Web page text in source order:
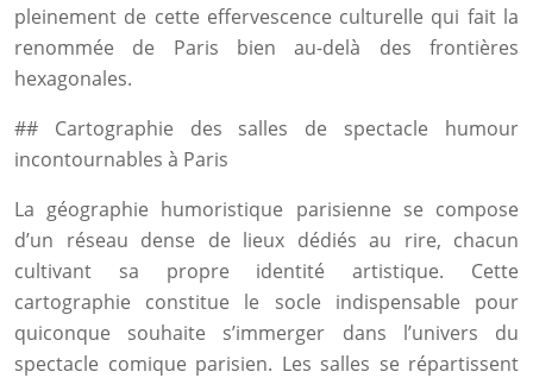
pleinement de cette effervescence culturelle qui fait la
renommée de Paris bien au-delà des frontières
hexagonales.
## Cartographie des salles de spectacle humour
incontournables à Paris
La géographie humoristique parisienne se compose
d’un réseau dense de lieux dédiés au rire, chacun
cultivant sa propre identité artistique. Cette
cartographie constitue le socle indispensable pour
quiconque souhaite s’immerger dans l’univers du
spectacle comique parisien. Les salles se répartissent